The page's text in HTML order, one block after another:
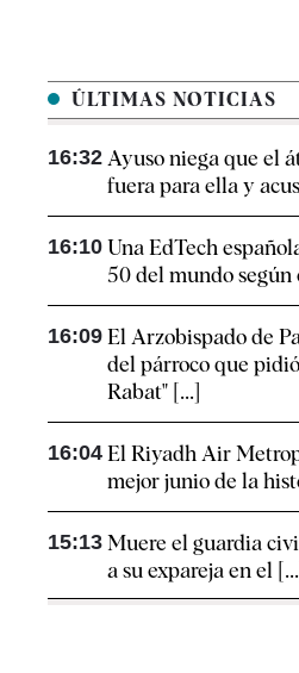
ÚLTIMAS NOTICIAS
16:32 Ayuso niega que el
fuera para ella y
16:10 Una EdTech
50 del mundo según
16:09 El Arzobispado de
del párroco que
Rabat" [...]
16:04 El Riyadh Air
mejor junio de la
15:13 Muere el guardia
a su expareja en el